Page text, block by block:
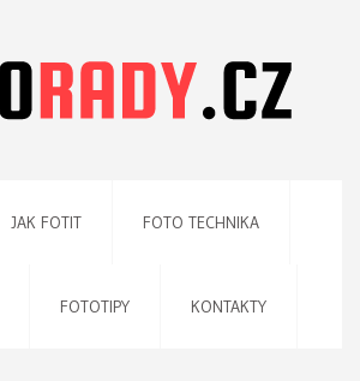
JAK FOTIT FOTO TECHNIKA
FOTOTIPY KONTAKTY